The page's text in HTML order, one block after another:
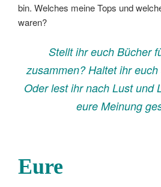
bin. Welches meine Tops und
waren?
Stellt ihr euch Bücher
zusammen? Haltet ihr
Oder lest ihr nach Lust und
eure Meinung
Eure